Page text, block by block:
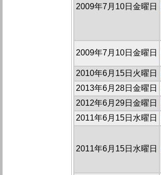
2009年7月10日金曜日
2009年7月10日金曜日
2010年6月15日火曜日
2013年6月28日金曜日
2012年6月29日金曜日
2011年6月15日水曜日
2011年6月15日水曜日